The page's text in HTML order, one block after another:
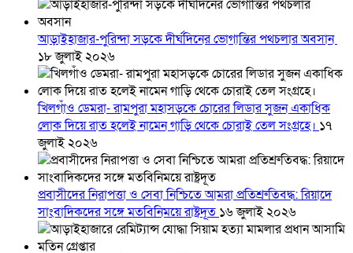
আড়াইহাজার-পুরিন্দা সড়কে দীর্ঘদিনের ভোগান্তির পথচলার অবসান
১৮ জুলাই ২০২৬
খিলগাঁও ডেমরা- রামপুরা মহাসড়কে চোরের লিডার সুজন একাধিক
লোক দিয়ে রাত হলেই নামেন গাড়ি থেকে চোরাই তেল সংগ্রহে। ১৭
জুলাই ২০২৬
প্রবাসীদের নিরাপত্তা ও সেবা নিশ্চিতে আমরা প্রতিশ্রুতিবদ্ধ: রিয়াদে
সাংবাদিকদের সঙ্গে মতবিনিময়ে রাষ্ট্রদূত ১৬ জুলাই ২০২৬